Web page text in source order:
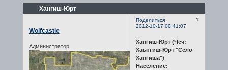
Хангиш-Юрт
Поделиться
1
2012-10-17 00:41:07
Wolfcastle
Администратор
Хангиш-Юрт (Чеч:
Хаьнгиш-Юрт "Село
Хангиша")
Население: